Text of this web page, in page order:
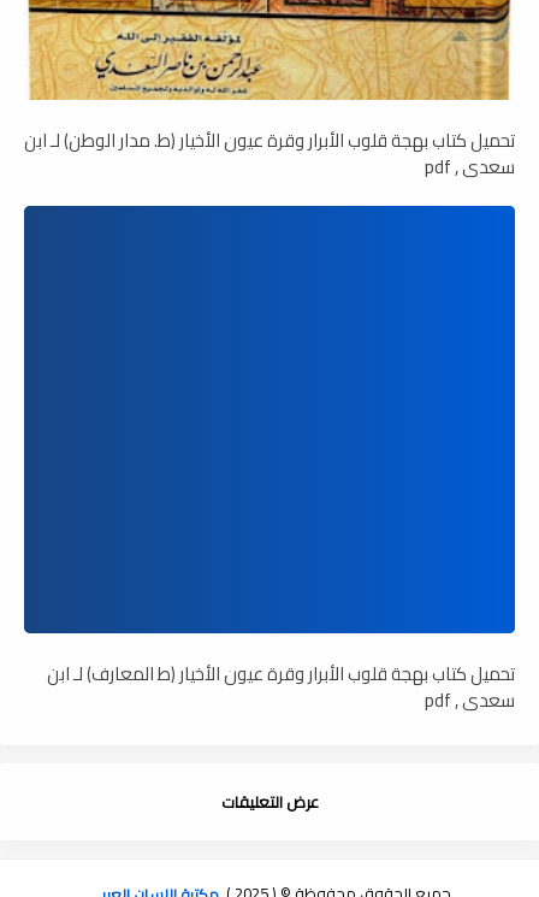
تحميل كتاب بهجة قلوب الأبرار وقرة عيون الأخيار (ط. مدار الوطن) لـ ابن
سعدي , pdf
تحميل كتاب بهجة قلوب الأبرار وقرة عيون الأخيار (ط المعارف) لـ ابن
سعدي , pdf
عرض التعليقات